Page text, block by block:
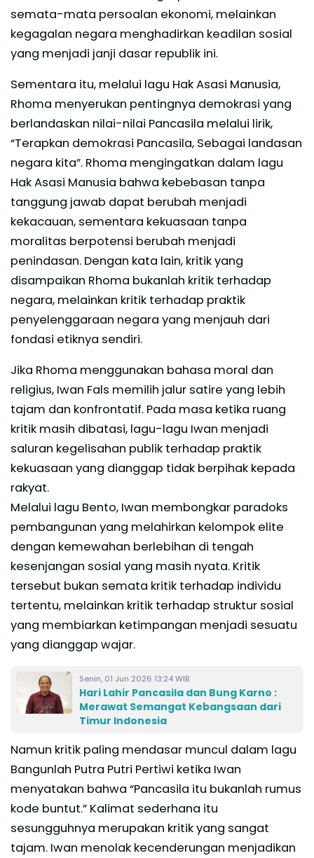
semata-mata persoalan ekonomi, melainkan
kegagalan negara menghadirkan keadilan sosial
yang menjadi janji dasar republik ini.
Sementara itu, melalui lagu Hak Asasi Manusia,
Rhoma menyerukan pentingnya demokrasi yang
berlandaskan nilai-nilai Pancasila melalui lirik,
“Terapkan demokrasi Pancasila, Sebagai landasan
negara kita”. Rhoma mengingatkan dalam lagu
Hak Asasi Manusia bahwa kebebasan tanpa
tanggung jawab dapat berubah menjadi
kekacauan, sementara kekuasaan tanpa
moralitas berpotensi berubah menjadi
penindasan. Dengan kata lain, kritik yang
disampaikan Rhoma bukanlah kritik terhadap
negara, melainkan kritik terhadap praktik
penyelenggaraan negara yang menjauh dari
fondasi etiknya sendiri.
Jika Rhoma menggunakan bahasa moral dan
religius, Iwan Fals memilih jalur satire yang lebih
tajam dan konfrontatif. Pada masa ketika ruang
kritik masih dibatasi, lagu-lagu Iwan menjadi
saluran kegelisahan publik terhadap praktik
kekuasaan yang dianggap tidak berpihak kepada
rakyat.
Melalui lagu Bento, Iwan membongkar paradoks
pembangunan yang melahirkan kelompok elite
dengan kemewahan berlebihan di tengah
kesenjangan sosial yang masih nyata. Kritik
tersebut bukan semata kritik terhadap individu
tertentu, melainkan kritik terhadap struktur sosial
yang membiarkan ketimpangan menjadi sesuatu
yang dianggap wajar.
Senin, 01 Jun 2026 13:24 WIB
Hari Lahir Pancasila dan Bung Karno :
Merawat Semangat Kebangsaan dari
Timur Indonesia
Namun kritik paling mendasar muncul dalam lagu
Bangunlah Putra Putri Pertiwi ketika Iwan
menyatakan bahwa “Pancasila itu bukanlah rumus
kode buntut.” Kalimat sederhana itu
sesungguhnya merupakan kritik yang sangat
tajam. Iwan menolak kecenderungan menjadikan